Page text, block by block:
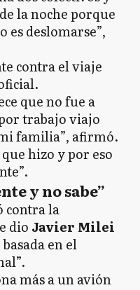
la noche porque
es deslomarse”,
contra el viaje
que no fue a
trabajo viajo
familia”, afirmó.
hizo y por eso
y no sabe”
contra la
dio Javier Milei
en el
más a un avión